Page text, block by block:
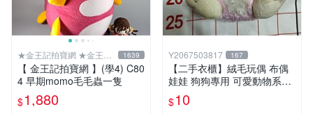
★金王記拍寶網 ★金王記
拍寶趣
1639
【 金王記拍寶網 】(學4) C80
4 早期momo毛毛蟲一隻
$1,880
Y2067503817 167
【二手衣櫃】絨毛玩偶 布偶
娃娃 狗狗專用 可愛動物系列
耐咬耐磨玩具 玩偶 粉紅熊寵
物玩具 1120929
$10